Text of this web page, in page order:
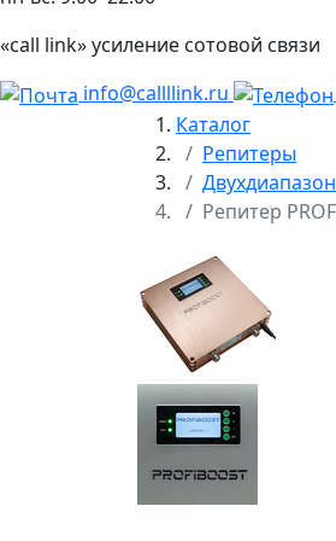
«call link» усиление сотовой связи
info@callllink.ru
Каталог
Репитеры
Репитер